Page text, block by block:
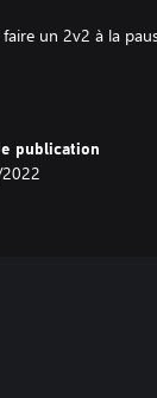
un 2v2 à la
sur cette carte
situés au
de cette grande
publication